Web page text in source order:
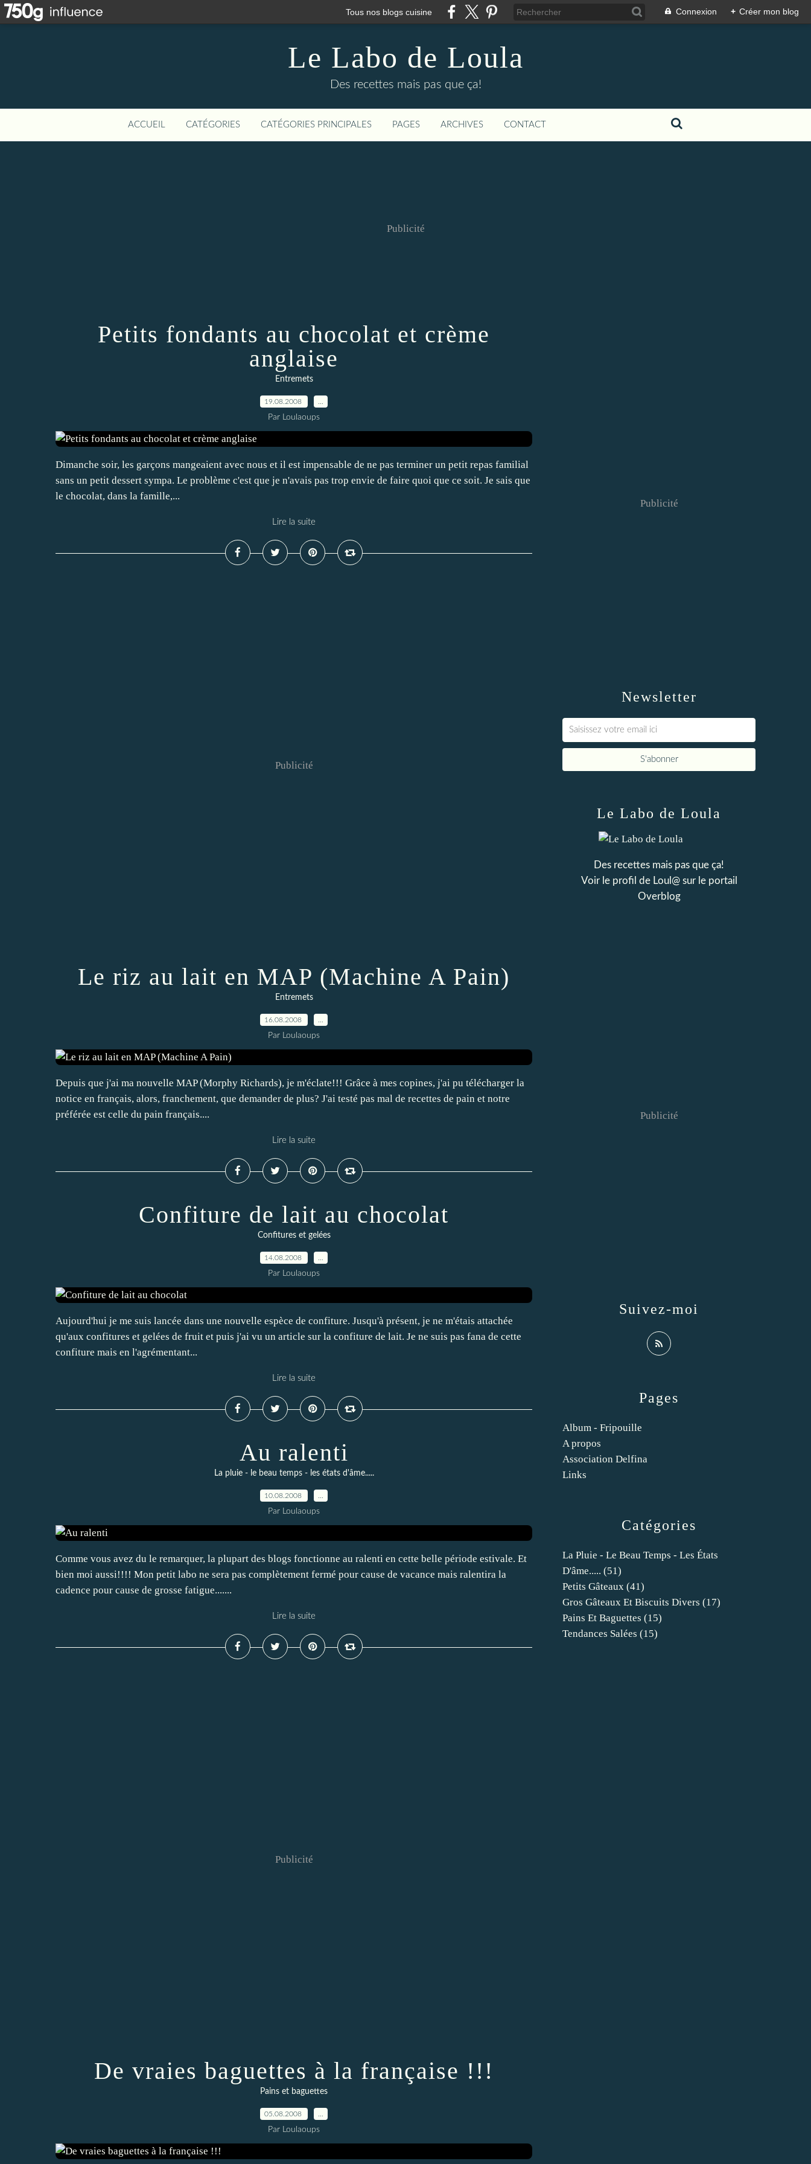
Tous nos blogs cuisine Connexion + Créer mon blog
Le Labo de Loula
Des recettes mais pas que ça!
ACCUEIL CATÉGORIES CATÉGORIES PRINCIPALES PAGES ARCHIVES CONTACT
Publicité
Petits fondants au chocolat et crème
anglaise
Entremets
19.08.2008
Par Loulaoups
Dimanche soir, les garçons mangeaient avec nous et il est impensable de ne pas terminer un petit repas familial
sans un petit dessert sympa. Le problème c'est que je n'avais pas trop envie de faire quoi que ce soit. Je sais que
le chocolat, dans la famille,...
Lire la suite
Publicité
Le riz au lait en MAP (Machine A Pain)
Entremets
16.08.2008
Par Loulaoups
Depuis que j'ai ma nouvelle MAP (Morphy Richards), je m'éclate!!! Grâce à mes copines, j'ai pu télécharger la
notice en français, alors, franchement, que demander de plus? J'ai testé pas mal de recettes de pain et notre
préférée est celle du pain français....
Lire la suite
Confiture de lait au chocolat
Confitures et gelées
14.08.2008
Par Loulaoups
Aujourd'hui je me suis lancée dans une nouvelle espèce de confiture. Jusqu'à présent, je ne m'étais attachée
qu'aux confitures et gelées de fruit et puis j'ai vu un article sur la confiture de lait. Je ne suis pas fana de cette
confiture mais en l'agrémentant...
Lire la suite
Au ralenti
La pluie - le beau temps - les états d'âme.....
10.08.2008
Par Loulaoups
Comme vous avez du le remarquer, la plupart des blogs fonctionne au ralenti en cette belle période estivale. Et
bien moi aussi!!!! Mon petit labo ne sera pas complètement fermé pour cause de vacance mais ralentira la
cadence pour cause de grosse fatigue.......
Lire la suite
Publicité
De vraies baguettes à la française !!!
Pains et baguettes
05.08.2008
Par Loulaoups
Newsletter
Publicité
Catégories
La Pluie - Le Beau Temps - Les États
D'âme..... (51)
Petits Gâteaux (41)
Gros Gâteaux Et Biscuits Divers (17)
Pains Et Baguettes (15)
Tendances Salées (15)
Pages
Album - Fripouille
A propos
Association Delfina
Links
Le Labo de Loula
Des recettes mais pas que ça!
Voir le profil de Loul@sur le portail
Overblog
Suivez-moi
Publicité